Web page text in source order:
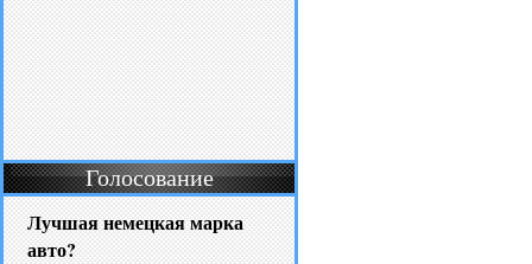
Голосование
Лучшая немецкая марка
авто?